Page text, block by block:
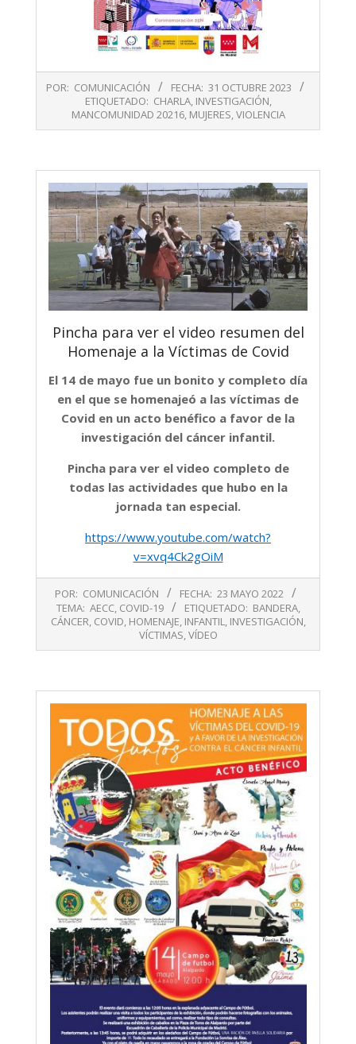
10-
POR: COMUNICACIÓN FECHA: 31 OCTUBRE 2023
ETIQUETADO: CHARLA, INVESTIGACIÓN,
MANCOMUNIDAD 20216, MUJERES,VIOLENCIA
Pincha para ver el video resumen del
Homenaje a la Víctimas de Covid
El 14 de mayo fue un bonito y completo día
en el que se homenajeó a las víctimas de
Covid en un acto benéfico a favor de la
investigación del cáncer infantil.
Pincha para ver el video completo de
todas las actividades que hubo en la
jornada tan especial.
https://www.youtube.com/watch?
v=xvq4Ck2gOiM
POR: COMUNICACIÓN FECHA: 23 MAYO 2022
TEMA: AECC, COVID-19 ETIQUETADO: BANDERA,
CÁNCER COVID HOMENAJE INFANTIL INVESTIGACIÓN
VÍCTIMAS VÍDEO